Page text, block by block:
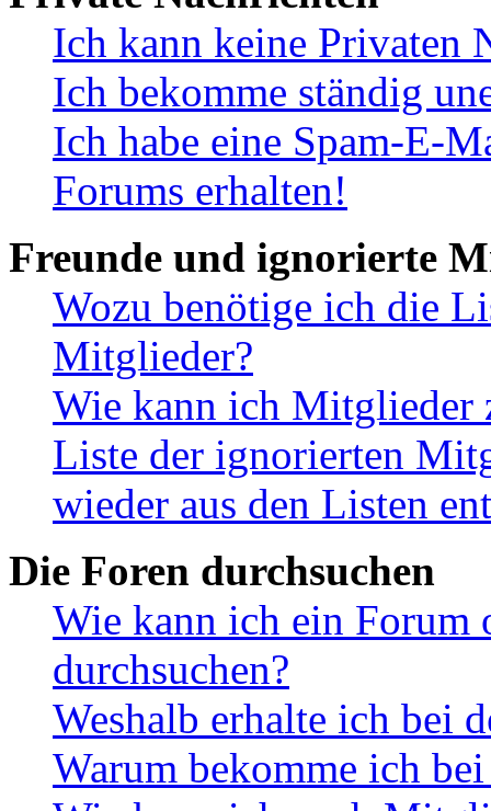
Ich kann keine Privaten
Ich bekomme ständig
Ich habe eine Spam-E-
Forums erhalten!
Freunde und ignorierte
Wozu benötige ich die
Mitglieder?
Wie kann ich Mitglieder
Liste der ignorierten
wieder aus den Listen
Die Foren durchsuchen
Wie kann ich ein Forum
durchsuchen?
Weshalb erhalte ich bei
Warum bekomme ich